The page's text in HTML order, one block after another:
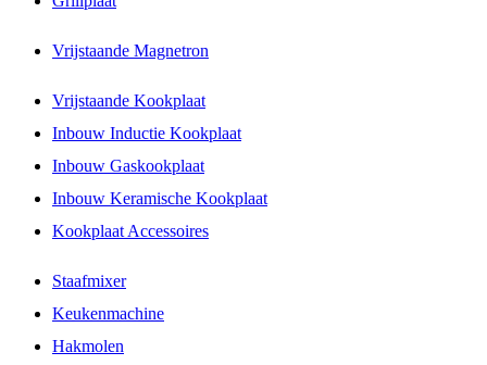
Vrijstaande Magnetron
Vrijstaande Kookplaat
Inbouw Inductie Kookplaat
Inbouw Gaskookplaat
Inbouw Keramische Kookplaat
Kookplaat Accessoires
Staafmixer
Keukenmachine
Hakmolen